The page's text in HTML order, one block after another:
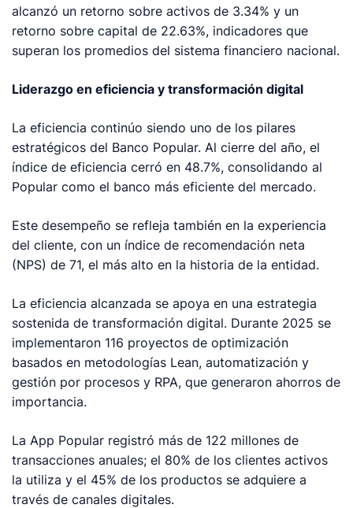
alcanzó un retorno sobre activos de 3.34% y un
retorno sobre capital de 22.63%, indicadores que
superan los promedios del sistema financiero nacional.
Liderazgo en eficiencia y transformación digital
La eficiencia continúo siendo uno de los pilares
estratégicos del Banco Popular. Al cierre del año, el
índice de eficiencia cerró en 48.7%, consolidando al
Popular como el banco más eficiente del mercado.
Este desempeño se refleja también en la experiencia
del cliente, con un índice de recomendación neta
(NPS) de 71, el más alto en la historia de la entidad.
La eficiencia alcanzada se apoya en una estrategia
sostenida de transformación digital. Durante 2025 se
implementaron 116 proyectos de optimización
basados en metodologías Lean, automatización y
gestión por procesos y RPA, que generaron ahorros de
importancia.
La App Popular registró más de 122 millones de
transacciones anuales; el 80% de los clientes activos
la utiliza y el 45% de los productos se adquiere a
través de canales digitales.